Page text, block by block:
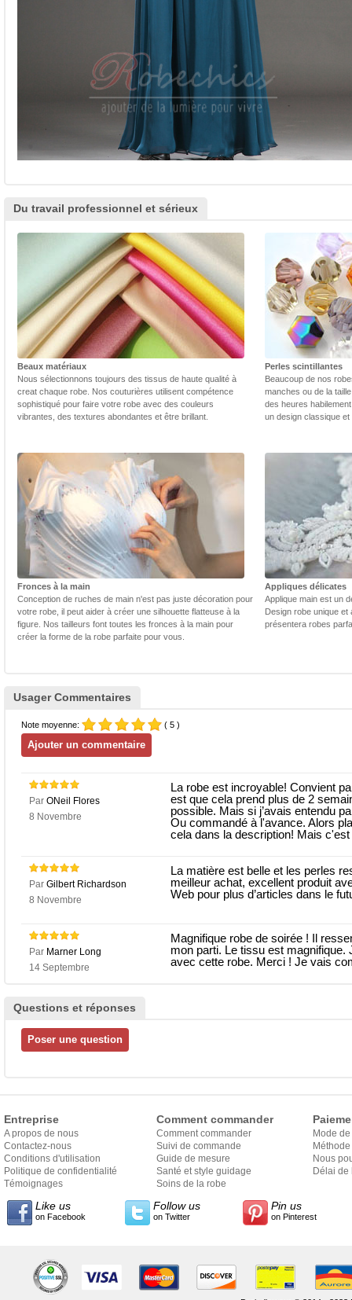
Du travail professionnel et sérieux
Beaux matériaux
Nous sélectionnons toujours des tissus de haute qualité à
creat chaque robe. Nos couturières utilisent compétence
sophistiqué pour faire votre robe avec des couleurs
vibrantes, des textures abondantes et être brillant.
Perles scintillantes
Beaucoup de nos
manches ou de la
des heures
un design classique
Fronces à la main
Conception de ruches de main n'est pas juste décoration pour
votre robe, il peut aider à créer une silhouette flatteuse à la
figure. Nos tailleurs font toutes les fronces à la main pour
créer la forme de la robe parfaite pour vous.
Appliques délicates
Applique main est un
Design robe unique et
présentera robes
Usager Commentaires
Note moyenne: ( 5 )
Par ONeil Flores
8 Novembre
La robe est incroyable! Convient
est que cela prend plus de 2
possible. Mais si j’avais entendu
Ou commandé à l'avance. Alors
cela dans la description! Mais c'est
Par Gilbert Richardson
8 Novembre
La matière est belle et les perles
meilleur achat, excellent produit
Web pour plus d’articles dans le
Par Marner Long
14 Septembre
Magnifique robe de soirée ! Il
mon parti. Le tissu est magnifique.
avec cette robe. Merci ! Je vais
Questions et réponses
Entreprise
A propos de nous
Contactez-nous
Conditions d'utilisation
Politique de confidentialité
Témoignages
Comment commander
Comment commander
Suivi de commande
Guide de mesure
Santé et style guidage
Soins de la robe
Mode
Nous
Délai de
Like us
on Facebook
Follow us
on Twitter
Pin us
on Pinterest